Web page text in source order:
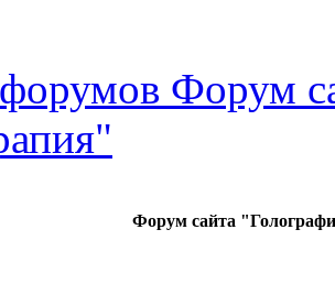
Форум
Форум сайта